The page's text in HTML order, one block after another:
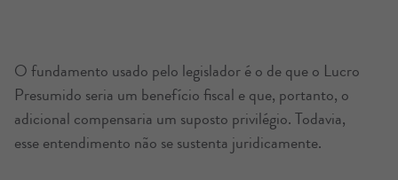
O fundamento usado pelo legislador é o de que o Lucro
Presumido seria um benefício fiscal e que, portanto, o
adicional compensaria um suposto privilégio. Todavia,
esse entendimento não se sustenta juridicamente.